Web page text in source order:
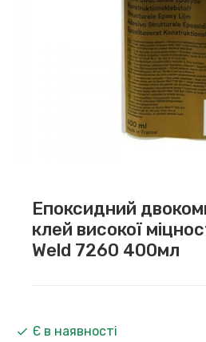
Епоксидний
клей високої
Weld 7260 400мл
Є в наявності